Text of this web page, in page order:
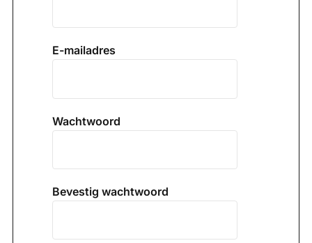
E-mailadres
Wachtwoord
Bevestig wachtwoord